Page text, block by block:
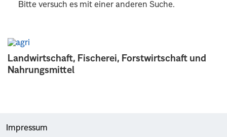
Landwirtschaft, Fischerei, Forstwirtschaft und
Nahrungsmittel
Bitte versuch es mit einer anderen Suche.
Impressum